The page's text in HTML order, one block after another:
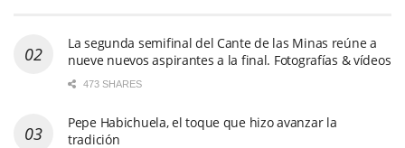
La segunda semifinal del Cante de las Minas reúne a
nueve nuevos aspirantes a la final. Fotografías & vídeos
473 SHARES
Pepe Habichuela, el toque que hizo avanzar la
tradición